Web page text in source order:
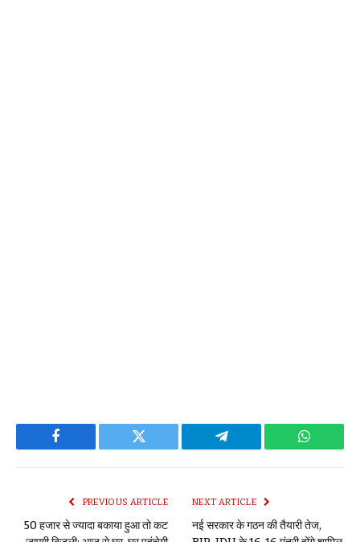
Facebook Twitter Telegram
PREVIOUS ARTICLE
50 हजार से ज्यादा बकाया हुआ तो कट
NEXT ARTICLE
नई सरकार के गठन की तैयारी तेज,